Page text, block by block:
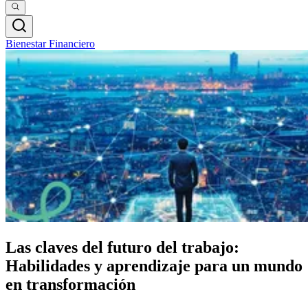
Bienestar Financiero
Las claves del futuro del trabajo:
Habilidades y aprendizaje para un mundo
en transformación